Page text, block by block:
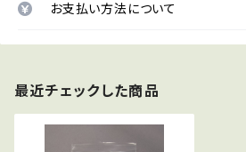
お支払い方法について
最近チェックした商品